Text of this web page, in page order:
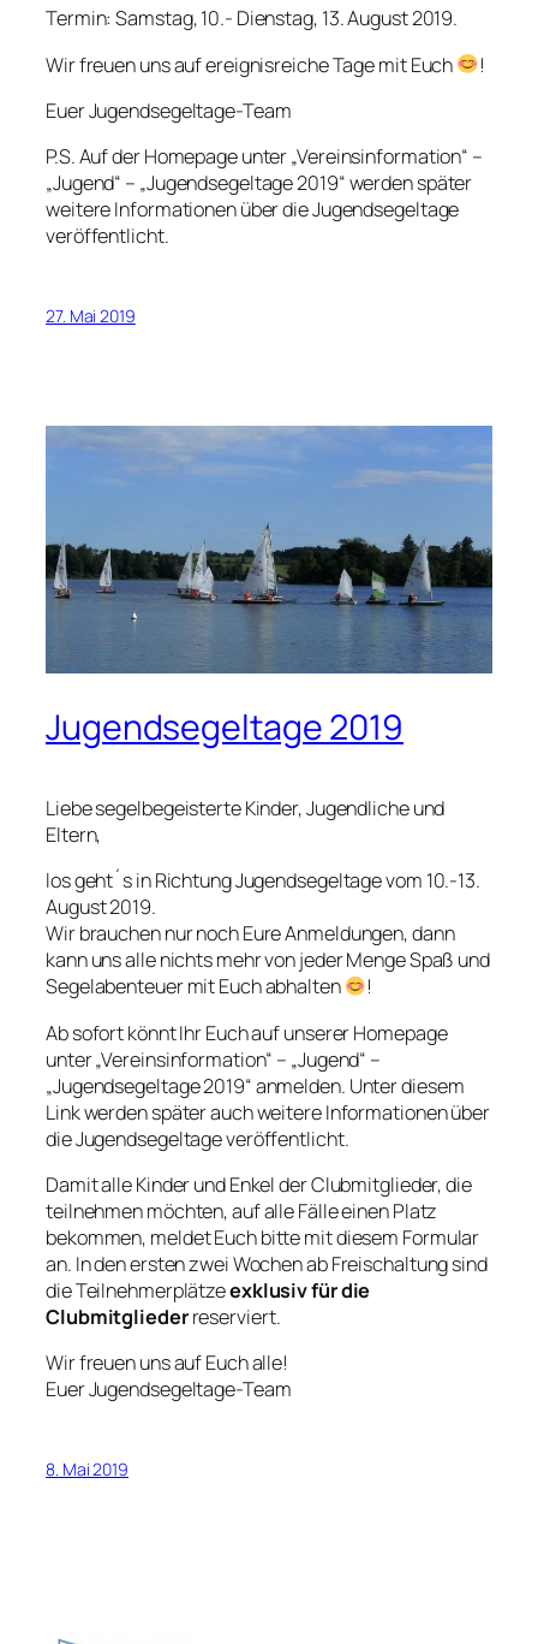
Termin: Samstag, 10.- Dienstag, 13. August 2019.
Wir freuen uns auf ereignisreiche Tage mit Euch
!
Euer Jugendsegeltage-Team
P.S. Auf der Homepage unter „Vereinsinformation“ –
„Jugend“ – „Jugendsegeltage 2019“ werden später
weitere Informationen über die Jugendsegeltage
veröffentlicht.
27. Mai 2019
Jugendsegeltage 2019
Liebe segelbegeisterte Kinder, Jugendliche und
Eltern,
los geht´s in Richtung Jugendsegeltage vom 10.-13.
August 2019.
Wir brauchen nur noch Eure Anmeldungen, dann
kann uns alle nichts mehr von jeder Menge Spaß und
Segelabenteuer mit Euch abhalten
!
Ab sofort könnt Ihr Euch auf unserer Homepage
unter „Vereinsinformation“ – „Jugend“ –
„Jugendsegeltage 2019“ anmelden. Unter diesem
Link werden später auch weitere Informationen über
die Jugendsegeltage veröffentlicht.
Damit alle Kinder und Enkel der Clubmitglieder, die
teilnehmen möchten, auf alle Fälle einen Platz
bekommen, meldet Euch bitte mit diesem Formular
an. In den ersten zwei Wochen ab Freischaltung sind
die Teilnehmerplätzeexklusiv für die
Clubmitgliederreserviert.
Wir freuen uns auf Euch alle!
Euer Jugendsegeltage-Team
8. Mai 2019